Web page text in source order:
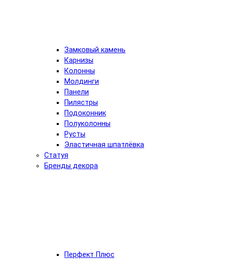
Замковый камень
Карнизы
Колонны
Молдинги
Панели
Пилястры
Подоконник
Полуколонны
Русты
Эластичная шпатлёвка
Статуя
Бренды декора
Перфект Плюс